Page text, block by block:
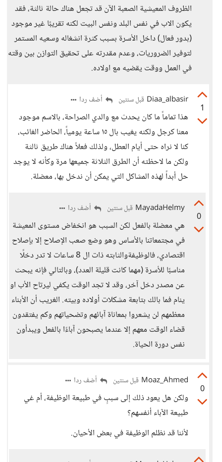
الظروف المعيشية الصعبة الآن قد تجعل هناك حالة ثالثة، فقد
يكون الاب في نفس البلد ونفس البيت لكنه تقريبًا غير موجود
(بدور فعال) داخل الأسرة بسبب كثرة انشغاله وسعيه المستمر
لتوفير الضروريات، وعدم مقدرته على تحقيق التوازن بين وقته
في العمل ووقت يقضيه مع اولاده.
1
Diaa_albasir قبل سنتين أضف ردا
هذا تماماً ما كان يحدث مع والدي الصراحة، بالاسم موجود
معنا كرجل ولكنه يغيب بال ١٥ ساعة يومياً، الحاضر الغائب،
كنا لا نراه حتى أيام العطل، ولذلك فعلاً هناك طريق ثالثة
ولكن ما لاحظته أن الطرق الثلاثة جميعها مرة وكأنه لا يوجد
حل أبداً لهذه المشاكل التي يمكن أن ندخل بها، معضلة.
0
MayadaHelmy قبل سنتين أضف ردا
هي معضلة بالفعل لكن السبب هو انخفاض مستوى المعيشة
في مجتمعاتنا بالأساس وهو وضع صعب الإصلاح إلا بإصلاح
اقتصادي، فالوظيفةوالثابته ذات ال 8 ساعات لا تدر دخلًا
مناسبًا للأسرة (مهما كانت قليلة العدد)، وبالتالي فإنه يبحث
عن مصدر دخل آخر، وقد لا تجد الوقت يكفي ليرتاح الأب او
ينام فما بالك بتابعة مشكلات أولاده وبيته. الغريب أن الأبناء
معظمهم لن يشعروا بمعاناة آبائهم وتضحياتهم وكم يفتقدون
قضاء الوقت معهم إلا عندما يصبحون آباءًا بالفعل ويبدأون
نفس دورة الحياة.
0
Moaz_Ahmed قبل سنتين أضف ردا
ولكن هل يعود ذلك إلى سببٍ في طبيعة الوظيفة، أم غي
طبيعة الآباء أنفسهم؟
لأننا قد نظلم الوظيفة في بعض الأحيان.